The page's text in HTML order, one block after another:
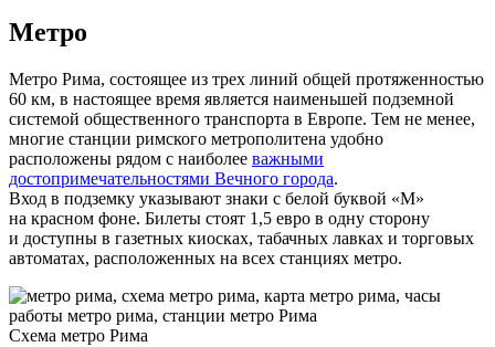
Метро
Метро Рима, состоящее из трех линий общей протяженностью
60 км, в настоящее время является наименьшей подземной
системой общественного транспорта в Европе. Тем не менее,
многие станции римского метрополитена удобно
расположены рядом с наиболее важными
достопримечательностями Вечного города.
Вход в подземку указывают знаки с белой буквой «М»
на красном фоне. Билеты стоят 1,5 евро в одну сторону
и доступны в газетных киосках, табачных лавках и торговых
автоматах, расположенных на всех станциях метро.
Схема метро Рима